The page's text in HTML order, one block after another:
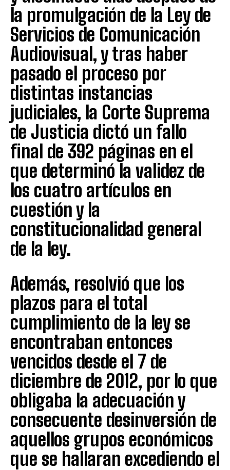
la promulgación de la Ley de
Servicios de Comunicación
Audiovisual, y tras haber
pasado el proceso por
distintas instancias
judiciales, la Corte Suprema
de Justicia dictó un fallo
final de 392 páginas en el
que determinó la validez de
los cuatro artículos en
cuestión y la
constitucionalidad general
de la ley.
Además, resolvió que los
plazos para el total
cumplimiento de la ley se
encontraban entonces
vencidos desde el 7 de
diciembre de 2012, por lo que
obligaba la adecuación y
consecuente desinversión de
aquellos grupos económicos
que se hallaran excediendo el